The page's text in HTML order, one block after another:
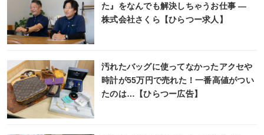
た』をなんでも解決しちゃうお仕事 ―
株式会社さくら【ひらつー求人】
汚れたバッグに使ってなかったアクセや
時計が55万円で売れた！一番高値がつい
たのは…【ひらつー広告】